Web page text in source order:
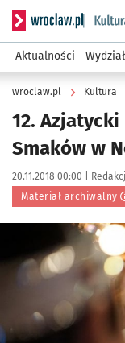
Serwis
Aktualności
wroclaw.pl Kultura
12.
Smaków w
Data publikacji:
20.11.2018 00:00 | Autor:
Materiał archiwalny
Kliknij, aby